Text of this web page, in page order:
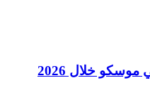
خلال 2026